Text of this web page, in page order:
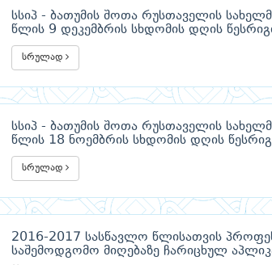
სსიპ - ბათუმის შოთა რუსთაველის
წლის 9 დეკემბრის სხდომის დღის
სრულად
სსიპ - ბათუმის შოთა რუსთაველის
წლის 18 ნოემბრის სხდომის დღის
სრულად
2016-2017 სასწავლო წლისათვის
საშემოდგომო მიღებაზე ჩარიცხულ